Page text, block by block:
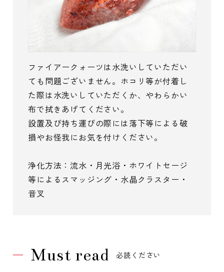
ファイアークォーツは水洗いしていただい
ても問題ございません。ホコリ等が付着し
た際は水洗いしていただくか、やわらかい
布で拭きあげてください。
設置及び持ち運びの際には落下等による破
損やお怪我にお気を付けください。
浄化方法：流水・月光浴・ホワイトセージ
等によるスマッジング・水晶クラスター・
音叉
Must read 必読ください